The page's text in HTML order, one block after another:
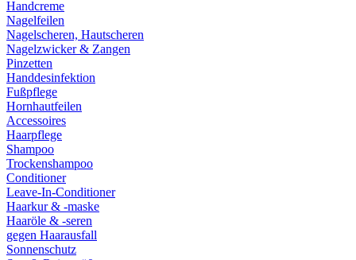
Handcreme
Nagelfeilen
Nagelscheren, Hautscheren
Nagelzwicker & Zangen
Pinzetten
Handdesinfektion
Fußpflege
Hornhautfeilen
Accessoires
Haarpflege
Shampoo
Trockenshampoo
Conditioner
Leave-In-Conditioner
Haarkur & -maske
Haaröle & -seren
gegen Haarausfall
Sonnenschutz